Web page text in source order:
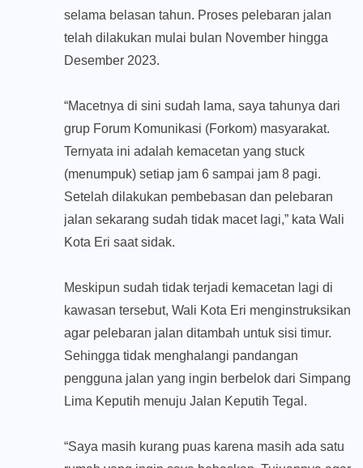
selama belasan tahun. Proses pelebaran jalan
telah dilakukan mulai bulan November hingga
Desember 2023.
“Macetnya di sini sudah lama, saya tahunya dari
grup Forum Komunikasi (Forkom) masyarakat.
Ternyata ini adalah kemacetan yang stuck
(menumpuk) setiap jam 6 sampai jam 8 pagi.
Setelah dilakukan pembebasan dan pelebaran
jalan sekarang sudah tidak macet lagi,” kata Wali
Kota Eri saat sidak.
Meskipun sudah tidak terjadi kemacetan lagi di
kawasan tersebut, Wali Kota Eri menginstruksikan
agar pelebaran jalan ditambah untuk sisi timur.
Sehingga tidak menghalangi pandangan
pengguna jalan yang ingin berbelok dari Simpang
Lima Keputih menuju Jalan Keputih Tegal.
“Saya masih kurang puas karena masih ada satu